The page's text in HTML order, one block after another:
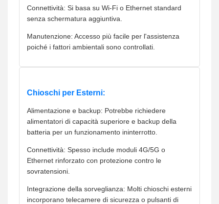
Connettività: Si basa su Wi-Fi o Ethernet standard
senza schermatura aggiuntiva.
Manutenzione: Accesso più facile per l'assistenza
poiché i fattori ambientali sono controllati.
Chioschi per Esterni:
Alimentazione e backup: Potrebbe richiedere
alimentatori di capacità superiore e backup della
batteria per un funzionamento ininterrotto.
Connettività: Spesso include moduli 4G/5G o
Ethernet rinforzato con protezione contro le
sovratensioni.
Integrazione della sorveglianza: Molti chioschi esterni
incorporano telecamere di sicurezza o pulsanti di